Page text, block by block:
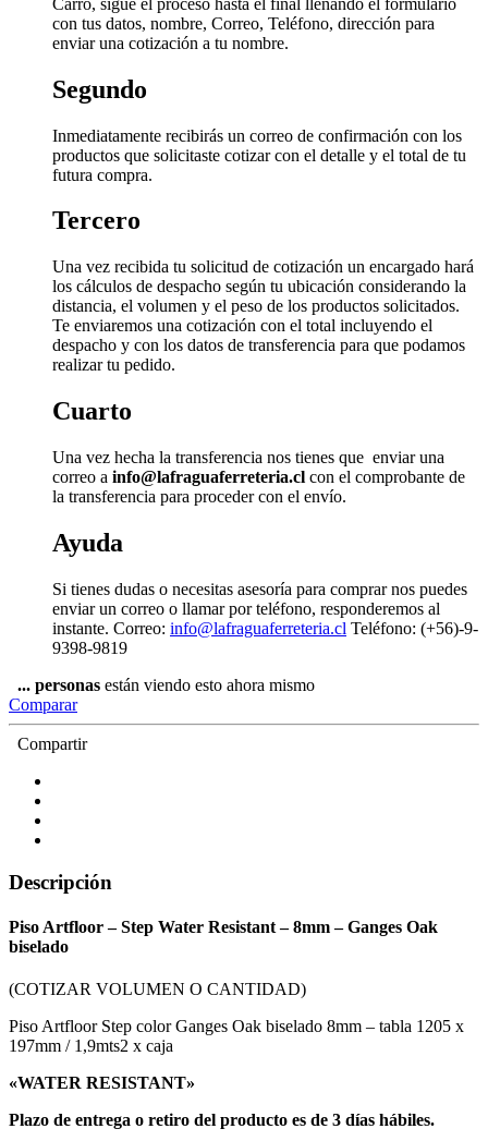
con tus datos, nombre, Correo, Teléfono, dirección para
enviar una cotización a tu nombre.
Segundo
Inmediatamente recibirás un correo de confirmación con los
productos que solicitaste cotizar con el detalle y el total de tu
futura compra.
Tercero
Una vez recibida tu solicitud de cotización un encargado hará
los cálculos de despacho según tu ubicación considerando la
distancia, el volumen y el peso de los productos solicitados.
Te enviaremos una cotización con el total incluyendo el
despacho y con los datos de transferencia para que podamos
realizar tu pedido.
Cuarto
Una vez hecha la transferencia nos tienes que enviar una
correo a info@lafraguaferreteria.cl con el comprobante de
la transferencia para proceder con el envío.
Ayuda
Si tienes dudas o necesitas asesoría para comprar nos puedes
enviar un correo o llamar por teléfono, responderemos al
instante. Correo: info@lafraguaferreteria.cl Teléfono: (+56)-9-
9398-9819
... personas están viendo esto ahora mismo
Comparar
Compartir
Descripción
Piso Artfloor – Step Water Resistant – 8mm – Ganges Oak
biselado
(COTIZAR VOLUMEN O CANTIDAD)
Piso Artfloor Step color Ganges Oak biselado 8mm – tabla 1205 x
197mm / 1,9mts2 x caja
«WATER RESISTANT»
Plazo de entrega o retiro del producto es de 3 días hábiles.